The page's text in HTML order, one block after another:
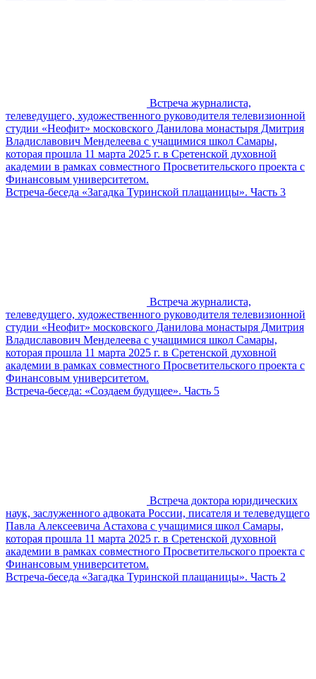
Встреча журналиста,
телеведущего, художественного руководителя телевизионной
студии «Неофит» московского Данилова монастыря Дмитрия
Владиславович Менделеева с учащимися школ Самары,
которая прошла 11 марта 2025 г. в Сретенской духовной
академии в рамках совместного Просветительского проекта с
Финансовым университетом.
Встреча-беседа «Загадка Туринской плащаницы». Часть 3
Встреча журналиста,
телеведущего, художественного руководителя телевизионной
студии «Неофит» московского Данилова монастыря Дмитрия
Владиславович Менделеева с учащимися школ Самары,
которая прошла 11 марта 2025 г. в Сретенской духовной
академии в рамках совместного Просветительского проекта с
Финансовым университетом.
Встреча-беседа: «Создаем будущее». Часть 5
Встреча доктора юридических
наук, заслуженного адвоката России, писателя и телеведущего
Павла Алексеевича Астахова с учащимися школ Самары,
которая прошла 11 марта 2025 г. в Сретенской духовной
академии в рамках совместного Просветительского проекта с
Финансовым университетом.
Встреча-беседа «Загадка Туринской плащаницы». Часть 2